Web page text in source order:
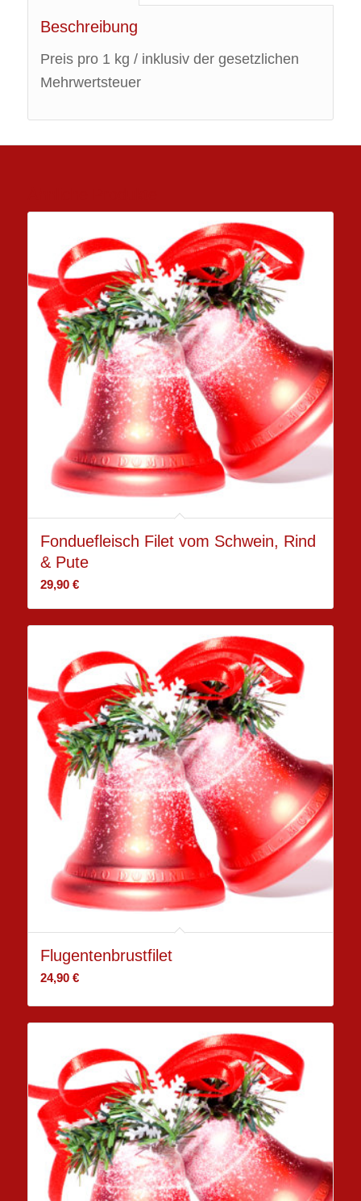
Beschreibung
Preis pro 1 kg / inklusiv der gesetzlichen
Mehrwertsteuer
Fonduefleisch Filet vom Schwein, Rind
& Pute
29,90 €
Flugentenbrustfilet
24,90 €